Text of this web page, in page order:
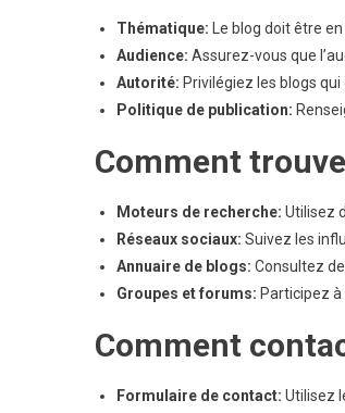
Thématique: Le blog doit être
Audience: Assurez-vous que
Autorité: Privilégiez les blogs
Politique de publication:
Comment
Moteurs de recherche: Utilisez
Réseaux sociaux: Suivez les
Annuaire de blogs: Consultez
Groupes et forums: Participez
Comment
Formulaire de contact: Utilisez